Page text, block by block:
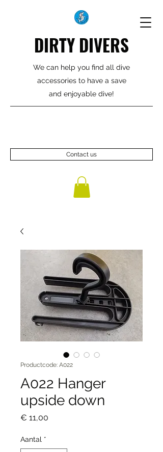
DIRTY DIVERS
We can help you find all dive
accessories to have a save
and enjoyable dive!
Contact us
Productcode: A022
A022 Hanger
upside down
€ 11,00
Aantal *